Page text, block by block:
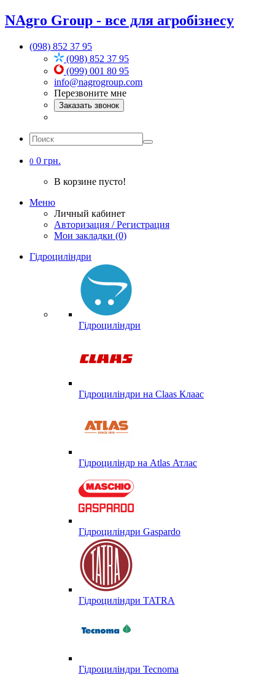
NAgro Group - все для агробізнесу
(098) 852 37 95
(098) 852 37 95
(099) 001 80 95
info@nagrogroup.com
Перезвоните мне
Заказать звонок
0 0 грн.
В корзине пусто!
Меню
Личный кабинет
Авторизация / Регистрация
Мои закладки (0)
Гідроциліндри
Гідроциліндри
Гідроциліндри на Claas Клаас
Гідроциліндр на Atlas Атлас
Гідроциліндри Gaspardo
Гідроциліндри TATRA
Гідроциліндри Tecnoma